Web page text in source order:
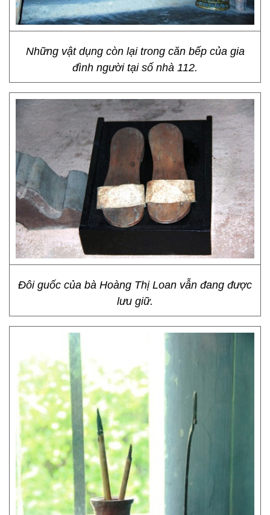
Những vật dụng còn lại trong căn bếp của gia
đình người tại số nhà 112.
Đôi guốc của bà Hoàng Thị Loan vẫn đang được
lưu giữ.